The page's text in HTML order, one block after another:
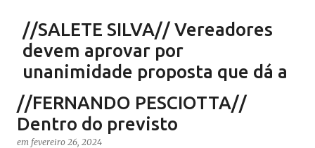
//SALETE SILVA// Vereadores
devem aprovar por
unanimidade proposta que dá a
eles parte do Orçamento
em agosto 05, 2026 EMENDAS IMPOSITIVAS SERRA NEGRA
NOTÍCIAS SERRA NEGRA
//FERNANDO PESCIOTTA//
Dentro do previsto
em fevereiro 26, 2024